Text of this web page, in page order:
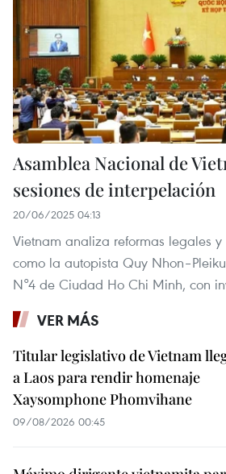
Asamblea Nacional de
sesiones de interpelación
20/06/2025 04:13
Vietnam analiza reformas legales
como la autopista Quy
N°4 de Ciudad Ho Chi Minh, con
VER MÁS
Titular legislativo de Vietnam
a Laos para rendir homenaje
Xaysomphone Phomvihane
09/08/2026 00:45